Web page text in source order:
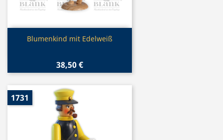
Vorschau
Blumenkind mit Edelweiß
38,50 €
1731